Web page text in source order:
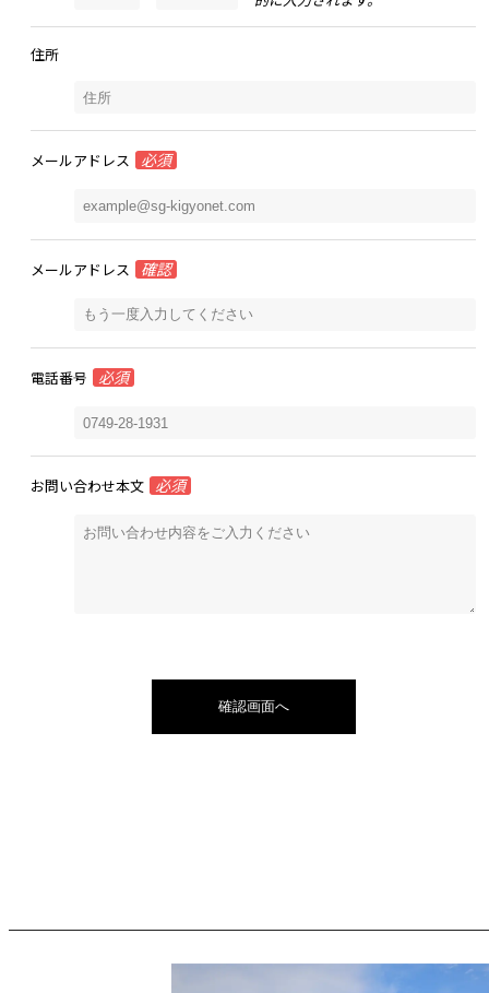
住所
メールアドレス 必須
メールアドレス 確認
電話番号 必須
お問い合わせ本文 必須